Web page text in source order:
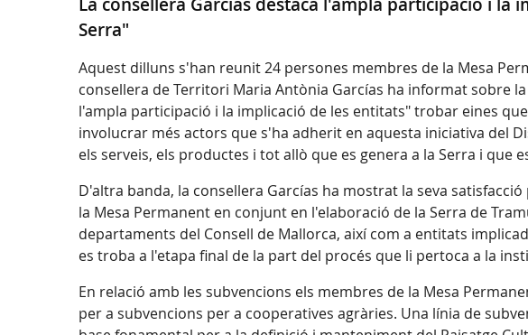
La consellera Garcías destaca l'ampla participació i
Serra"
Aquest dilluns s'han reunit 24 persones membres de la Mesa
consellera de Territori Maria Antònia Garcías ha informat sobre
l'ampla participació i la implicació de les entitats" trobar eines
involucrar més actors que s'ha adherit en aquesta iniciativa del
els serveis, els productes i tot allò que es genera a la Serra i
D'altra banda, la consellera Garcías ha mostrat la seva
la Mesa Permanent en conjunt en l'elaboració de la Serra de
departaments del Consell de Mallorca, així com a entitats
es troba a l'etapa final de la part del procés que li pertoca a la
En relació amb les subvencions els membres de la Mesa
per a subvencions per a cooperatives agràries. Una línia de